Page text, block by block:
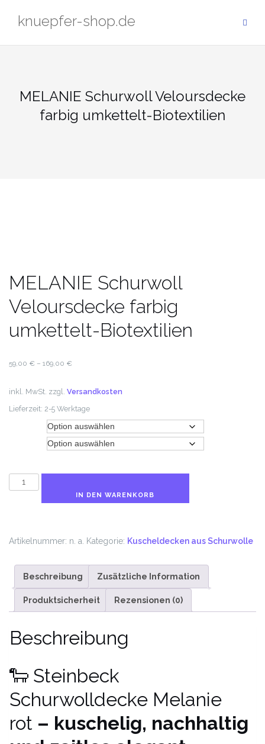
Inhaltknuepfer-shop.de
MELANIE Schurwoll Veloursdecke
farbig umkettelt-Biotextilien
MELANIE Schurwoll
Veloursdecke farbig
umkettelt-Biotextilien
59,00 € – 169,00 €
inkl. MwSt. zzgl. Versandkosten
Lieferzeit: 2-5 Werktage
MELANIE
umkettelt-
Menge
IN DEN WARENKORB
Artikelnummer: n. a. Kategorie: Kuscheldecken aus Schurwolle
Beschreibung Zusätzliche Information
Produktsicherheit Rezensionen (0)
Beschreibung
🐑 Steinbeck
Schurwolldecke Melanie
rot – kuschelig, nachhaltig